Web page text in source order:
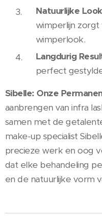
Natuurlijke
wimperlijn
wimperlook.
Langdurig
perfect
Sibelle: Onze
aanbrengen van infra
samen met de
make-up specialist
precieze werk en oog
dat elke behandeling
en de natuurlijke vorm